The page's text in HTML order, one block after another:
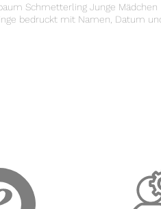
Schmetterling Junge Mädchen
bedruckt mit Namen, Datum